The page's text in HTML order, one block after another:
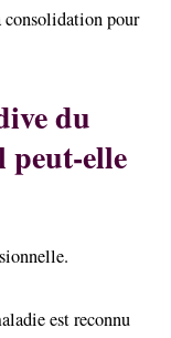
consolidation pour
du
peut-elle
est reconnu